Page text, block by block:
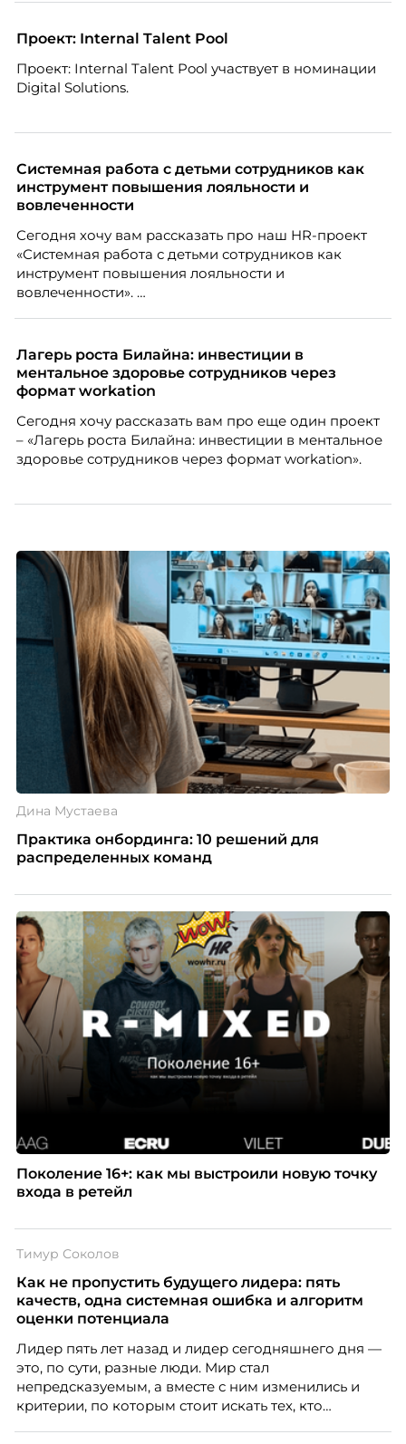
кадровых ошибок. В этой статье Марина Ускова,
руководитель отдела подбора персонала
рекрутинговой компании, разбирает самые
распространенные мифы о зумерах и объясняет,
Проект: Internal Talent Pool
Проект: Internal Talent Pool участвует в номинации
Digital Solutions.
Системная работа с детьми сотрудников как
инструмент повышения лояльности и
вовлеченности
Сегодня хочу вам рассказать про наш HR-проект
«Системная работа с детьми сотрудников как
инструмент повышения лояльности и
вовлеченности».
Лагерь роста Билайна: инвестиции в
ментальное здоровье сотрудников через
формат workation
Сегодня хочу рассказать вам про еще один проект
– «Лагерь роста Билайна: инвестиции в ментальное
здоровье сотрудников через формат workation».
Дина Мустаева
Практика онбординга: 10 решений для
распределенных команд
Поколение 16+: как мы выстроили новую точку
входа в ретейл
Тимур Соколов
Как не пропустить будущего лидера: пять
качеств, одна системная ошибка и алгоритм
оценки потенциала
Лидер пять лет назад и лидер сегодняшнего дня —
это, по сути, разные люди. Мир стал
непредсказуемым, а вместе с ним изменились и
критерии, по которым стоит искать тех, кто